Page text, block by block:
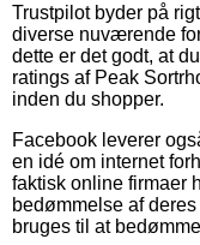
Trustpilot byder på
diverse nuværende
dette er det godt, at
ratings af Peak
inden du shopper.
Facebook leverer
en idé om internet
faktisk online firmaer
bedømmelse af
bruges til at